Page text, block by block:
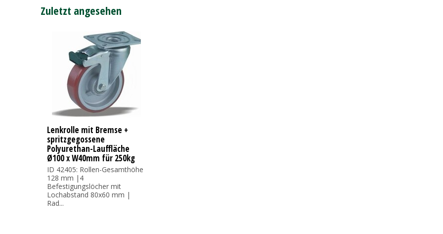
Zuletzt angesehen
Lenkrolle mit Bremse +
spritzgegossene
Polyurethan-Lauffläche
Ø100 x W40mm für 250kg
ID 42405: Rollen-Gesamthöhe
128 mm |4
Befestigungslöcher mit
Lochabstand 80x60 mm |
Rad...